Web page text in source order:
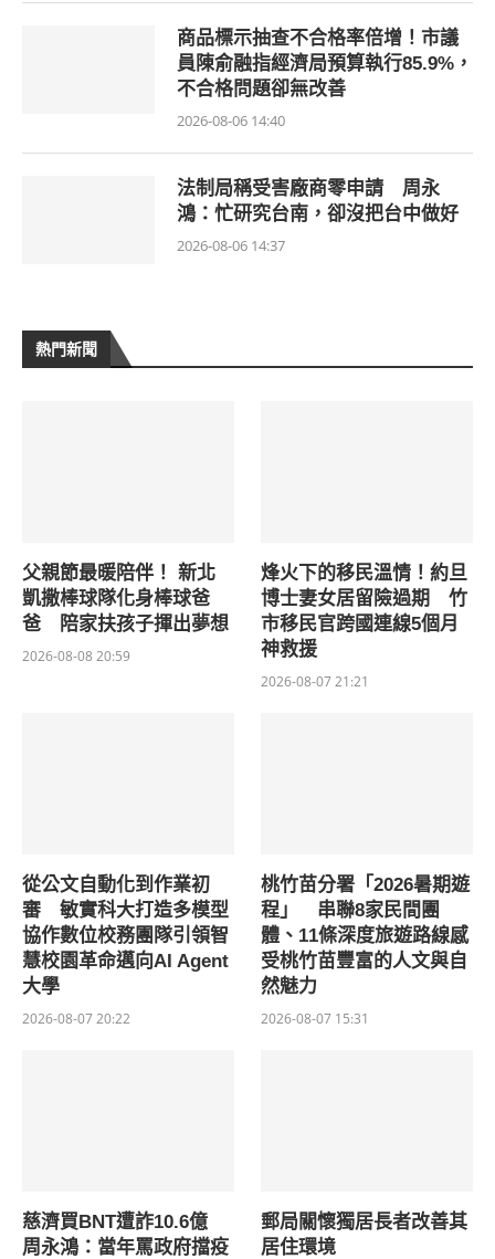
商品標示抽查不合格率倍增！市議
員陳俞融指經濟局預算執行85.9%，
不合格問題卻無改善
2026-08-06 14:40
法制局稱受害廠商零申請 周永
鴻：忙研究台南，卻沒把台中做好
2026-08-06 14:37
熱門新聞
父親節最暖陪伴！ 新北
凱撒棒球隊化身棒球爸
爸 陪家扶孩子揮出夢想
2026-08-08 20:59
烽火下的移民溫情！約旦
博士妻女居留險過期 竹
市移民官跨國連線5個月
神救援
2026-08-07 21:21
從公文自動化到作業初
審 敏實科大打造多模型
協作數位校務團隊引領智
慧校園革命邁向AI Agent
大學
2026-08-07 20:22
桃竹苗分署「2026暑期遊
程」 串聯8家民間團
體、11條深度旅遊路線感
受桃竹苗豐富的人文與自
然魅力
2026-08-07 15:31
慈濟買BNT遭詐10.6億
周永鴻：當年罵政府擋疫
郵局關懷獨居長者改善其
居住環境